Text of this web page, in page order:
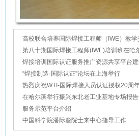
高校联合培养国际焊接工程师（IWE）教
第八十期国际焊接工程师(IWE)培训班在哈
焊接培训国际认证服务推广资源共享平台
“焊接制造·国际认证”论坛在上海举行
热烈庆祝WTI-国际焊接人员认证授权20周
在哈尔滨举行振兴东北老工业基地专场报
服务示范平台介绍
中国科学院潘际銮院士来中心指导工作